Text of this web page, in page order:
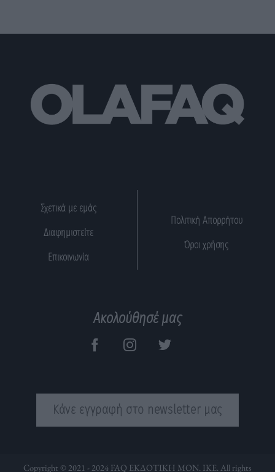
Σχετικά με εμάς
Διαφημιστείτε
Επικοινωνία
Πολιτική Απορρήτου
Όροι χρήσης
Ακολούθησέ μας
Κάνε εγγραφή στο newsletter μας
Copyright © 2021 - 2024 FAQ ΕΚΔΟΤΙΚΗ ΜΟΝ. ΙΚΕ. All rights